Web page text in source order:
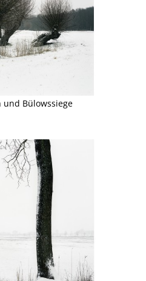
Bülowssiege